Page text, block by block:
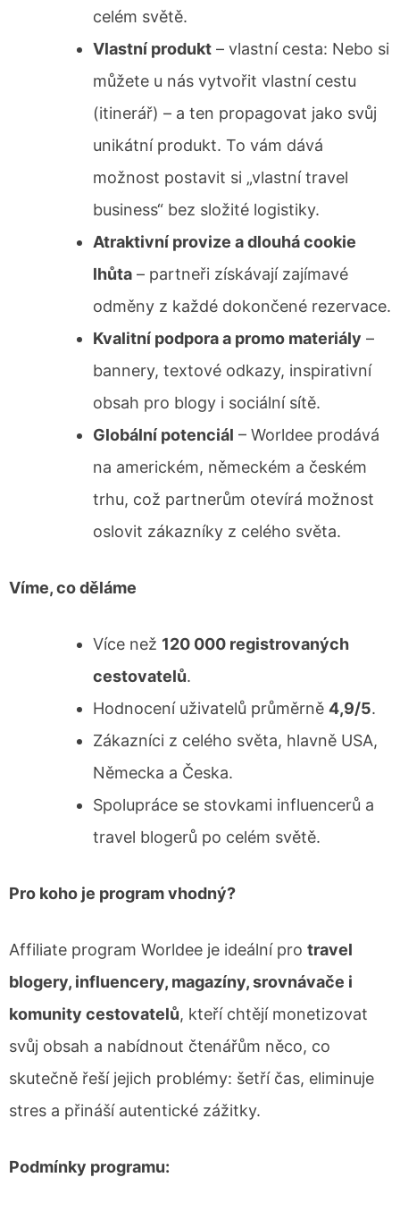
celém světě.
Vlastní produkt – vlastní cesta: Nebo si
můžete u nás vytvořit vlastní cestu
(itinerář) – a ten propagovat jako svůj
unikátní produkt. To vám dává
možnost postavit si „vlastní travel
business“ bez složité logistiky.
Atraktivní provize a dlouhá cookie
lhůta – partneři získávají zajímavé
odměny z každé dokončené rezervace.
Kvalitní podpora a promo materiály –
bannery, textové odkazy, inspirativní
obsah pro blogy i sociální sítě.
Globální potenciál – Worldee prodává
na americkém, německém a českém
trhu, což partnerům otevírá možnost
oslovit zákazníky z celého světa.
Víme, co děláme
Více než 120 000 registrovaných
cestovatelů.
Hodnocení uživatelů průměrně 4,9/5.
Zákazníci z celého světa, hlavně USA,
Německa a Česka.
Spolupráce se stovkami influencerů a
travel blogerů po celém světě.
Pro koho je program vhodný?
Affiliate program Worldee je ideální pro travel
blogery, influencery, magazíny, srovnávače i
komunity cestovatelů, kteří chtějí monetizovat
svůj obsah a nabídnout čtenářům něco, co
skutečně řeší jejich problémy: šetří čas, eliminuje
stres a přináší autentické zážitky.
Podmínky programu: